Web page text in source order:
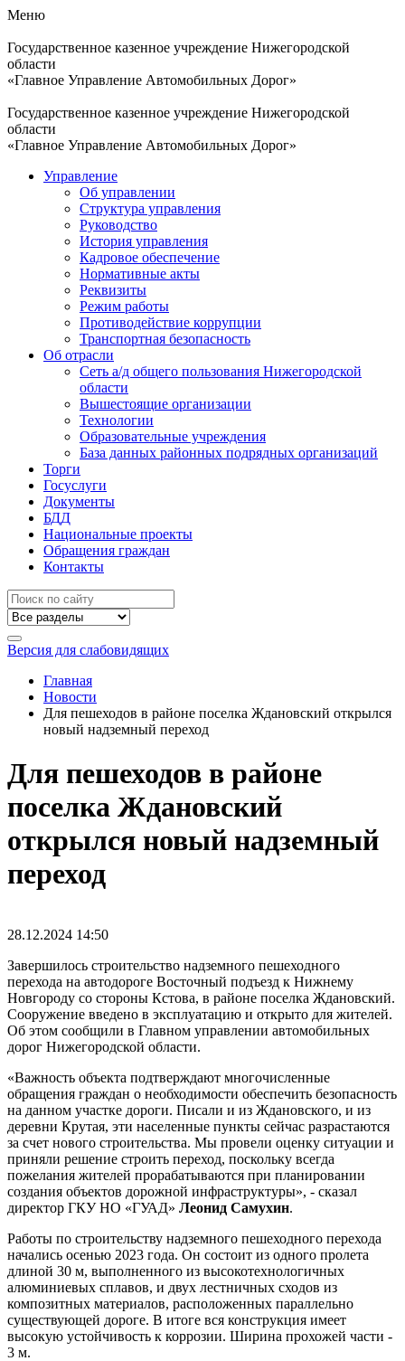
Меню
Государственное казенное учреждение Нижегородской
области
«Главное Управление Автомобильных Дорог»
Государственное казенное учреждение Нижегородской
области
«Главное Управление Автомобильных Дорог»
Управление
Об управлении
Структура управления
Руководство
История управления
Кадровое обеспечение
Нормативные акты
Реквизиты
Режим работы
Противодействие коррупции
Транспортная безопасность
Об отрасли
Сеть а/д общего пользования Нижегородской
области
Вышестоящие организации
Технологии
Образовательные учреждения
База данных районных подрядных организаций
Торги
Госуслуги
Документы
БДД
Национальные проекты
Обращения граждан
Контакты
Версия для слабовидящих
Главная
Новости
Для пешеходов в районе поселка Ждановский открылся
новый надземный переход
Для пешеходов в районе
поселка Ждановский
открылся новый надземный
переход
28.12.2024 14:50
Завершилось строительство надземного пешеходного
перехода на автодороге Восточный подъезд к Нижнему
Новгороду со стороны Кстова, в районе поселка Ждановский.
Сооружение введено в эксплуатацию и открыто для жителей.
Об этом сообщили в Главном управлении автомобильных
дорог Нижегородской области.
«Важность объекта подтверждают многочисленные
обращения граждан о необходимости обеспечить безопасность
на данном участке дороги. Писали и из Ждановского, и из
деревни Крутая, эти населенные пункты сейчас разрастаются
за счет нового строительства. Мы провели оценку ситуации и
приняли решение строить переход, поскольку всегда
пожелания жителей прорабатываются при планировании
создания объектов дорожной инфраструктуры», - сказал
директор ГКУ НО «ГУАД» Леонид Самухин.
Работы по строительству надземного пешеходного перехода
начались осенью 2023 года. Он состоит из одного пролета
длиной 30 м, выполненного из высокотехнологичных
алюминиевых сплавов, и двух лестничных сходов из
композитных материалов, расположенных параллельно
существующей дороге. В итоге вся конструкция имеет
высокую устойчивость к коррозии. Ширина прохожей части -
3 м.